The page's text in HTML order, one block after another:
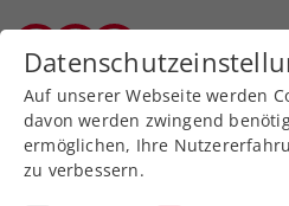
Zurück zur
Turniere
Auf unserer Webseite werden
davon werden zwingend
ermöglichen, Ihre
zu verbessern.